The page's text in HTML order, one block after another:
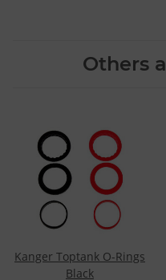
Others
Kanger Toptank O-Rings
Black